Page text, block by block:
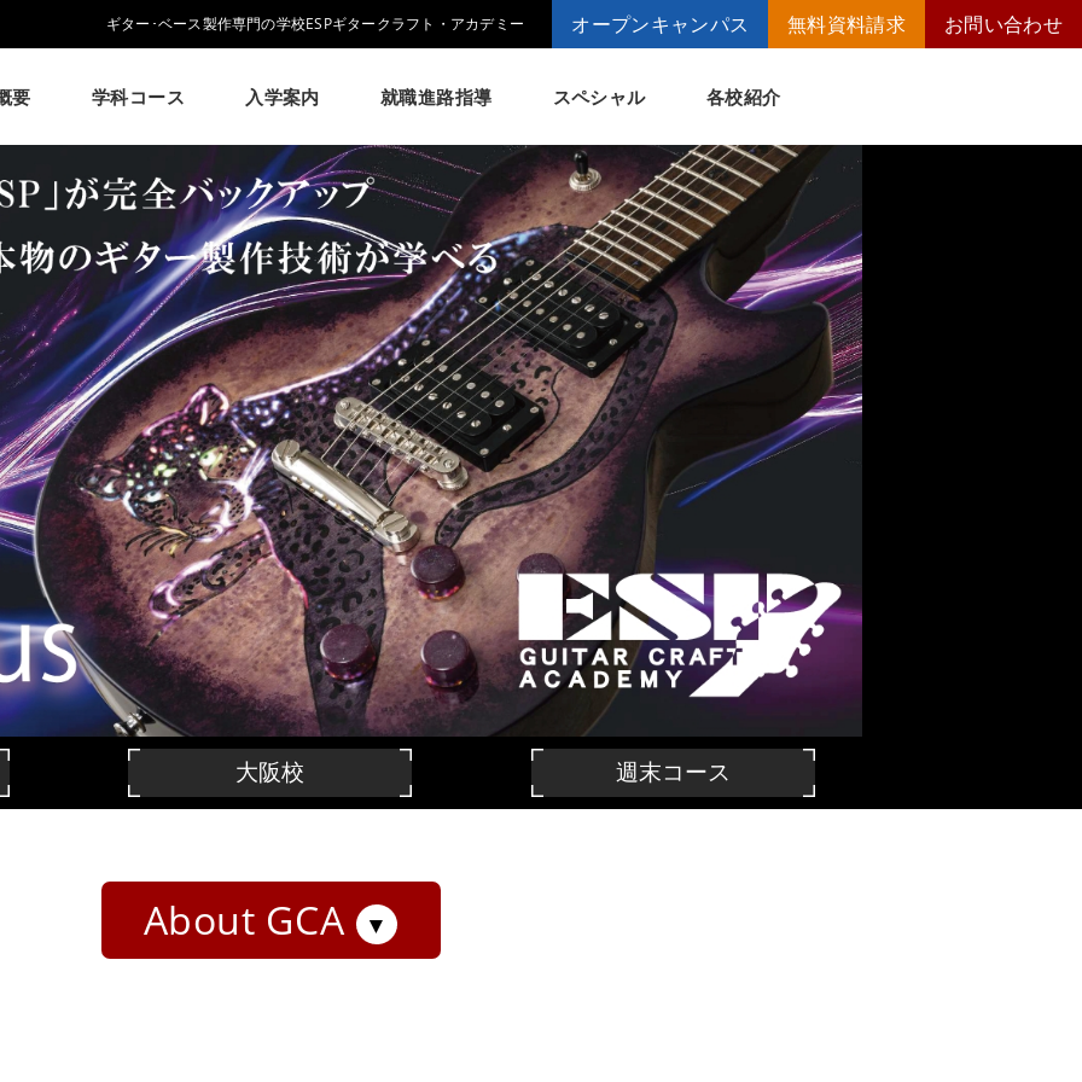
ギター･ベース製作専門の学校ESPギタークラフト・アカデミー オープンキャンパス 無料資料請求 お問い合わせ
要
ギタークラフトアカデミーについて
メッセージ ESPヒストリー 学校の特長
学科コース
ギタークラフトアカデミーの学科・コースのご紹介
学科・コース紹介
入学案内
集要項・学生寮・マンション等について
募集要項 学費について 学生マンション 学費サポート 短期大学併修制度
よくある質問
就職進路指導
職実績・就職活動支援のご紹介
就職進路指導 就職実績 卒業生紹介
スペシャル
学生作品 来校アーティスト アーティストメッセージ 講師の腕自慢
コラム GCAの人気動画紹介
各校紹介
阪校
大阪校 週末コース
About GCA